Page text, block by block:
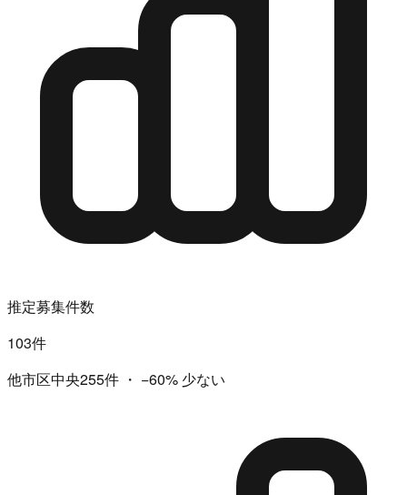
推定募集件数
103件
他市区中央255件 ・ −60% 少ない